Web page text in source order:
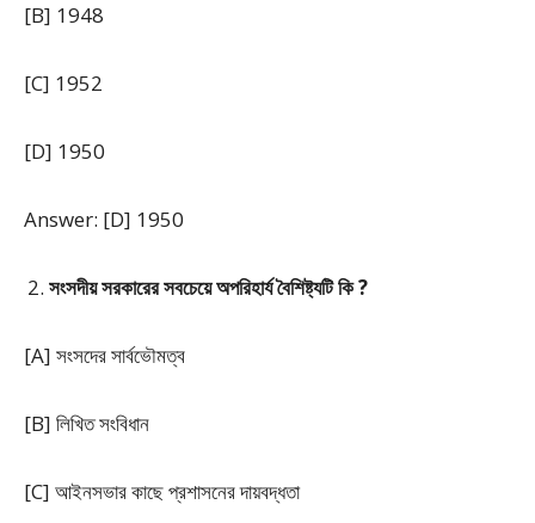
[B] 1948
[C] 1952
[D] 1950
Answer: [D] 1950
সংসদীয় সরকারের সবচেয়ে অপরিহার্য বৈশিষ্ট্যটিকি ?
[A] সংসদের সার্বভৌমত্ব
[B] লিখিত সংবিধান
[C] আইনসভার কাছে প্রশাসনের দায়বদ্ধতা